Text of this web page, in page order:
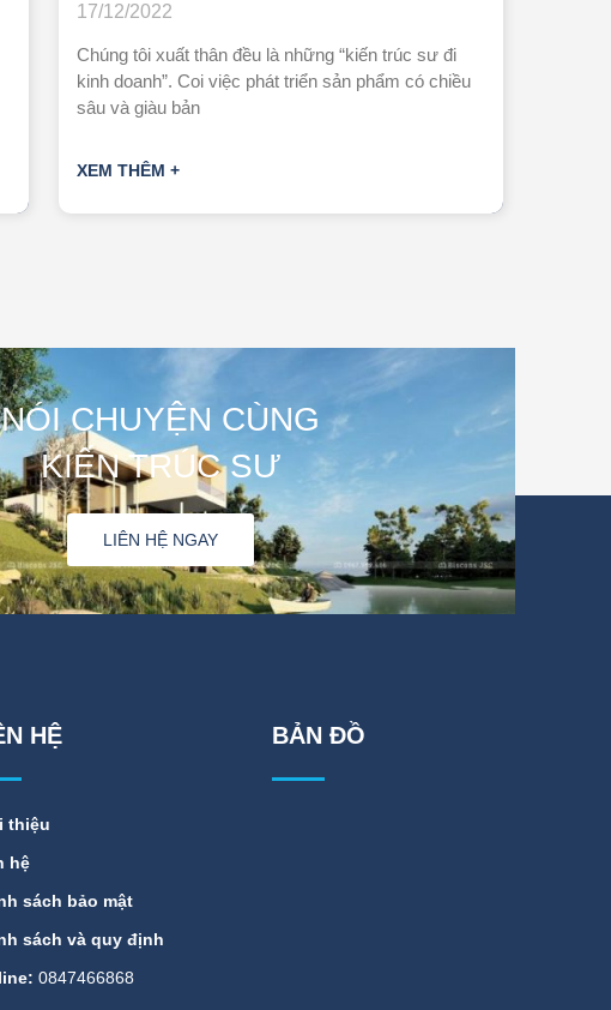
17/12/2022
Chúng tôi xuất thân đều là những “kiến trúc sư đi
kinh doanh”. Coi việc phát triển sản phẩm có chiều
sâu và giàu bản
XEM THÊM +
NÓI CHUYỆN CÙNG
KIẾN TRÚC SƯ
LIÊN HỆ NGAY
HỆ
thiệu
hệ
sách bảo mật
sách và quy định
0847466868
BẢN ĐỒ